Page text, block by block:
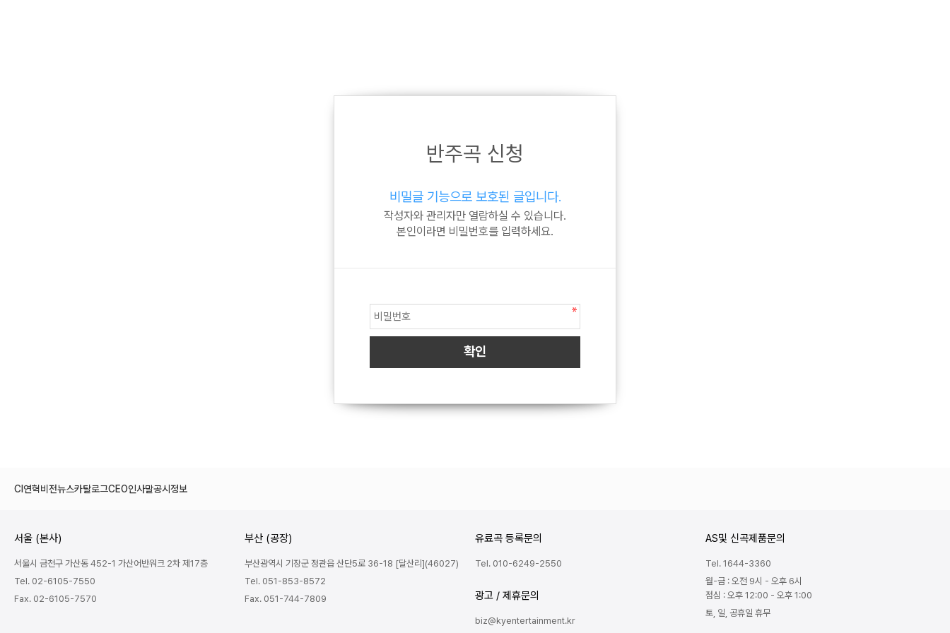
반주곡 신청
비밀글 기능으로 보호된 글입니다.
작성자와 관리자만 열람하실 수 있습니다.
본인이라면 비밀번호를 입력하세요.
CI연혁비전뉴스카탈로그CEO인사말공시정보
서울 (본사)
서울시 금천구 가산동 452-1 가산어반워크 2차 제17층
Tel. 02-6105-7550
Fax. 02-6105-7570
부산 (공장)
부산광역시 기장군 정관읍 산단5로 36-18 [달산리](46027)
Tel. 051-853-8572
Fax. 051-744-7809
유료곡 등록문의
Tel. 010-6249-2550
광고 / 제휴문의
biz@kyentertainment.kr
AS및 신곡제품문의
Tel. 1644-3360
월-금 : 오전 9시 - 오후 6시
점심 : 오후 12:00 - 오후 1:00
토, 일, 공휴일 휴무